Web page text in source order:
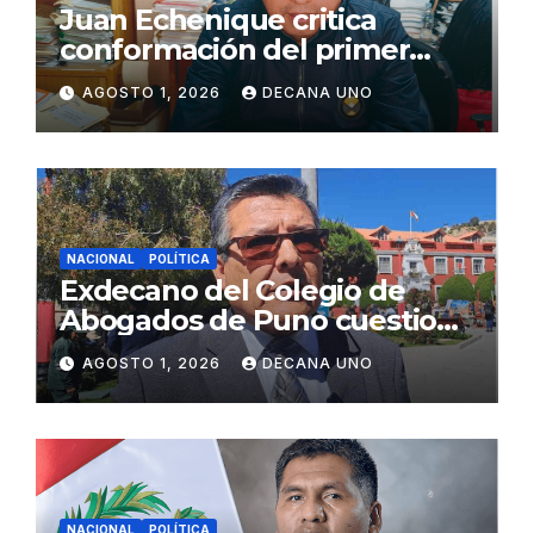
Juan Echenique critica
conformación del primer
gabinete ministerial de Keiko
Fujimori
AGOSTO 1, 2026 DECANA UNO
NACIONAL POLÍTICA
Exdecano del Colegio de
Abogados de Puno cuestiona
propuestas sobre seguridad
ciudadana
AGOSTO 1, 2026 DECANA UNO
NACIONAL POLÍTICA